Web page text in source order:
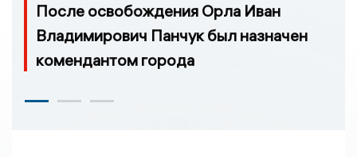
После освобождения Орла Иван
Владимирович Панчук был назначен
комендантом города